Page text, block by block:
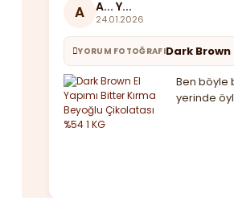
A A... Y...
24.01.2026
YORUM FOTOĞRAFIDark Brown
Ben böyle
yerinde